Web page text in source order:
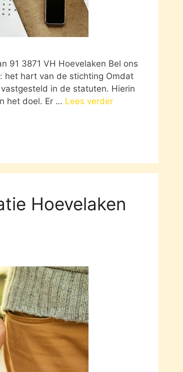
91 3871 VH Hoevelaken Bel ons
hart van de stichting Omdat
in de statuten. Hierin
het doel. Er … Lees verder
Hoevelaken